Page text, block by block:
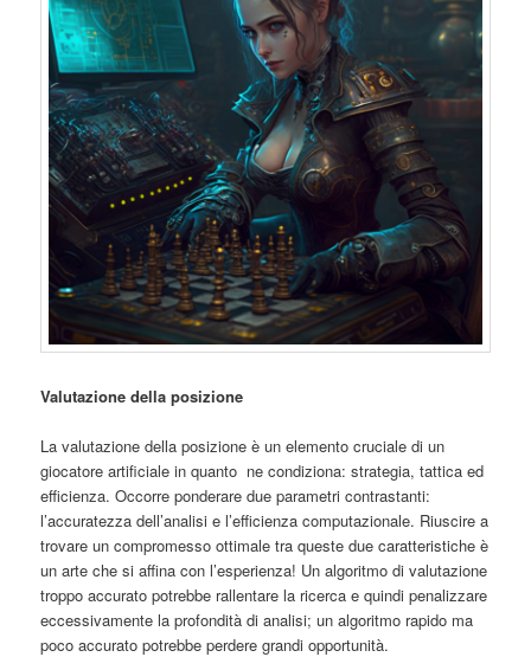
Valutazione della posizione
La valutazione della posizione è un elemento cruciale di un
giocatore artificiale in quanto ne condiziona: strategia, tattica ed
efficienza. Occorre ponderare due parametri contrastanti:
l’accuratezza dell’analisi e l’efficienza computazionale. Riuscire a
trovare un compromesso ottimale tra queste due caratteristiche è
un arte che si affina con l’esperienza! Un algoritmo di valutazione
troppo accurato potrebbe rallentare la ricerca e quindi penalizzare
eccessivamente la profondità di analisi; un algoritmo rapido ma
poco accurato potrebbe perdere grandi opportunità.